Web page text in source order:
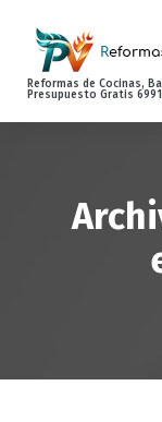
Reformas de Cocinas,
Presupuesto Gratis